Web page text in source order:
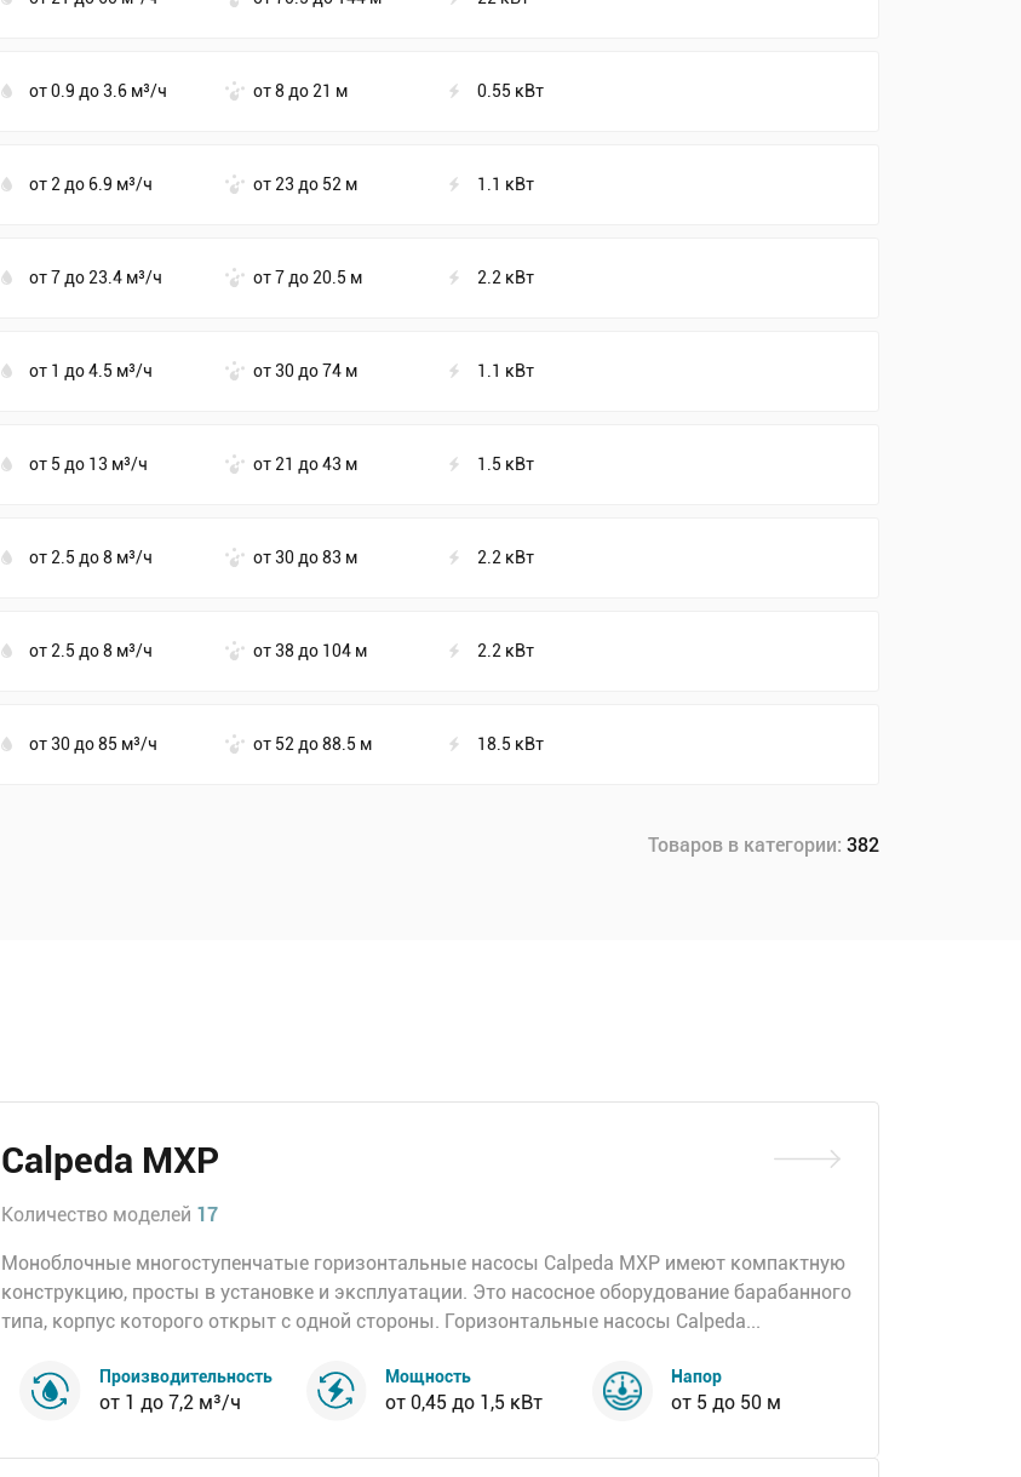
от 0.9 до 3.6 м³/ч от 8 до 21 м 0.55 кВт
от 2 до 6.9 м³/ч от 23 до 52 м 1.1 кВт
от 7 до 23.4 м³/ч от 7 до 20.5 м 2.2 кВт
от 1 до 4.5 м³/ч от 30 до 74 м 1.1 кВт
от 5 до 13 м³/ч от 21 до 43 м 1.5 кВт
от 2.5 до 8 м³/ч от 30 до 83 м 2.2 кВт
от 2.5 до 8 м³/ч от 38 до 104 м 2.2 кВт
от 30 до 85 м³/ч от 52 до 88.5 м 18.5 кВт
Товаров в категории: 382
Calpeda MXP
Количество моделей 17
Моноблочные многоступенчатые горизонтальные насосы Calpeda MXP имеют компактную
конструкцию, просты в установке и эксплуатации. Это насосное оборудование барабанного
типа, корпус которого открыт с одной стороны. Горизонтальные насосы Calpeda...
Производительность
от 1 до 7,2 м³/ч
Мощность
от 0,45 до 1,5 кВт
Напор
от 5 до 50 м